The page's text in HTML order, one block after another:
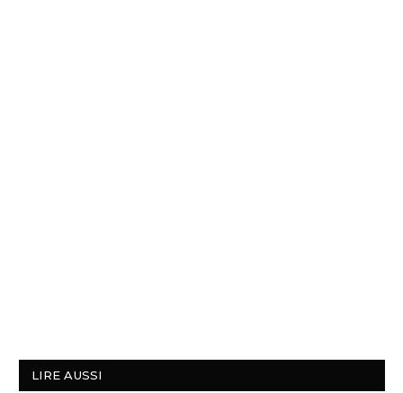
LIRE AUSSI